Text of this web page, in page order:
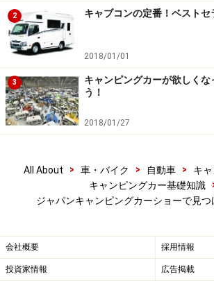
意としては、あくまでも、このバッテ
み込んだ車両を「キャンピングカーの
ダーに供給する計画なのだといいます。
日産リーフは既に世界で23万台も走っ
テリーシステムの信頼性は絶大なもの
テリー部分の点検、故障、メンテナン
の展示は画期的なトピックスとして、
話題になっているようです。
ヨーロッパでシェア70％以上
種が上陸？
2 キャブコンの定番！ベスト
2018/01/01
3
キャンピングカーが欲しくな
う！
2018/01/27
All About > 車・バイク > 自動車 > キ
キャンピングカー基礎知識
ジャパンキャンピングカーショーで見
会社概要 採用情報
投資家情報 広告掲載